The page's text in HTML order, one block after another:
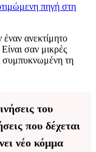
πηγή στη
έναν ανεκτίμητο
σαν μικρές
συμπυκνωμένη τη
του
που δέχεται
νέο κόμμα